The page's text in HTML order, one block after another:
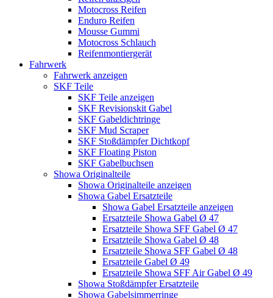
Motocross Reifen
Enduro Reifen
Mousse Gummi
Motocross Schlauch
Reifenmontiergerät
Fahrwerk
Fahrwerk anzeigen
SKF Teile
SKF Teile anzeigen
SKF Revisionskit Gabel
SKF Gabeldichtringe
SKF Mud Scraper
SKF Stoßdämpfer Dichtkopf
SKF Floating Piston
SKF Gabelbuchsen
Showa Originalteile
Showa Originalteile anzeigen
Showa Gabel Ersatzteile
Showa Gabel Ersatzteile anzeigen
Ersatzteile Showa Gabel Ø 47
Ersatzteile Showa SFF Gabel Ø 47
Ersatzteile Showa Gabel Ø 48
Ersatzteile Showa SFF Gabel Ø 48
Ersatzteile Gabel Ø 49
Ersatzteile Showa SFF Air Gabel Ø 49
Showa Stoßdämpfer Ersatzteile
Showa Gabelsimmerringe